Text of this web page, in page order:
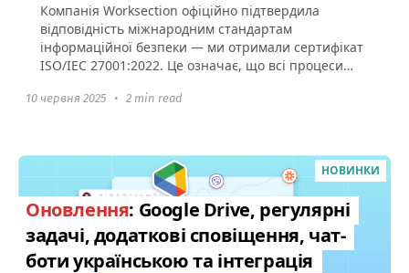
Компанія Worksection офіційно підтвердила
відповідність міжнародним стандартам
інформаційної безпеки — ми отримали сертифікат
ISO/IEC 27001:2022. Це означає, що всі процеси
10 червня 2025 • 2 min read
НОВИНКИ
Оновлення: Google Drive, регулярні
задачі, додаткові сповіщення, чат-
боти українською та інтеграція